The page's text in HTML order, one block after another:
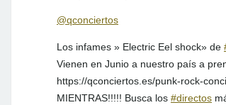
@qconciertos
Los infames » Electric Eel shock» de
Vienen en Junio a nuestro país a
https://qconciertos.es/punk-rock-
MIENTRAS!!!!! Busca los #directos